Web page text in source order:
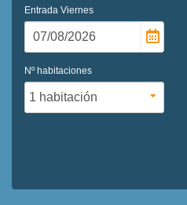
Entrada Viernes
Nº habitaciones